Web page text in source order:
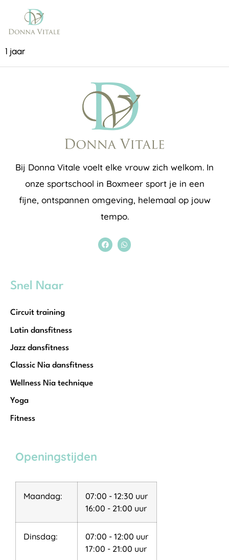
1 jaar
Bij Donna Vitale voelt elke vrouw zich welkom. In
onze sportschool in Boxmeer sport je in een
fijne, ontspannen omgeving, helemaal op jouw
tempo.
Snel Naar
Circuit training
Latin dansfitness
Jazz dansfitness
Classic Nia dansfitness
Wellness Nia technique
Yoga
Fitness
Openingstijden
Maandag:
07:00 - 12:30 uur
16:00 - 21:00 uur
Dinsdag:
07:00 - 12:00 uur
17:00 - 21:00 uur